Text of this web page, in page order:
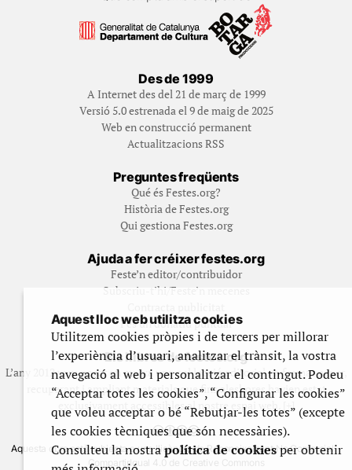
Des de 1999
A Internet des del 21 de març de 1999
Versió 5.0 estrenada el 9 de maig de 2025
Web en construcció permanent
Actualitzacions RSS
Preguntes freqüents
Qué és Festes.org?
Història de Festes.org
Qui gestiona Festes.org
Ajuda a fer créixer festes.org
Feste’n editor/contribuidor
Subscriu-t’hi/Feste’n mecenes
Fes un donatiu puntual
Els llibres de festes.org
L’any 2012 vam posar en marxa una col·lecció editorial en format paper,
recuperant i ampliant materials que fins aleshores havien estat
exclusivament accessibles al nostre espai web. [+]
Aquesta obra està subjecta a una llicència de Reconeixement No Comercial -
CompartirIgual 4.0 de Creative Commons
Aquest lloc web utilitza cookies
Utilitzem cookies pròpies i de tercers per millorar
l’experiència d’usuari, analitzar el trànsit, la vostra
navegació al web i personalitzar el contingut. Podeu
“Acceptar totes les cookies”, “Configurar les cookies”
que voleu acceptar o bé “Rebutjar-les totes” (excepte
les cookies tècniques que són necessàries).
Consulteu la nostrapolítica de cookiesper obtenir